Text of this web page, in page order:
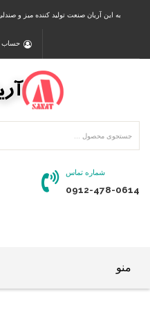
به این آریان صنعت تولید کننده میز و
حساب
شماره تماس
0912-478-0614
منو